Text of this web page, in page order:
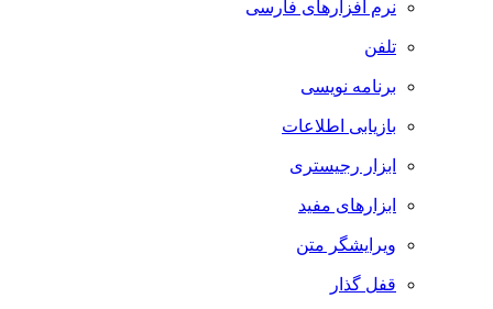
نرم افزارهای فارسی
تلفن
برنامه نویسی
بازیابی اطلاعات
ابزار رجیستری
ابزارهای مفید
ویرایشگر متن
قفل گذار